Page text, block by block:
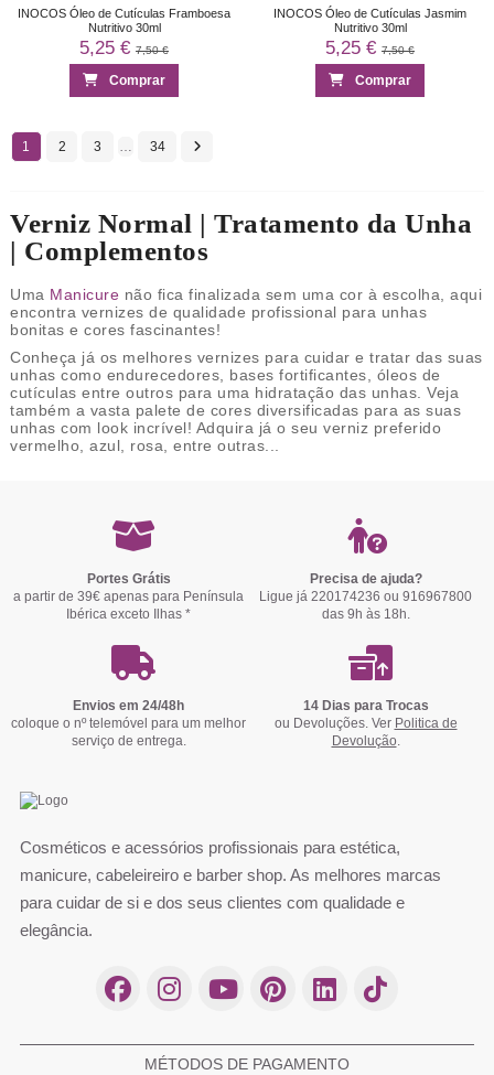
INOCOS Óleo de Cutículas Framboesa
Nutritivo 30ml
5,25 € 7,50 €
Comprar
INOCOS Óleo de Cutículas Jasmim
Nutritivo 30ml
5,25 € 7,50 €
Comprar
1 2 3 … 34
Verniz Normal | Tratamento da Unha
| Complementos
Uma Manicure não fica finalizada sem uma cor à escolha, aqui
encontra vernizes de qualidade profissional para unhas
bonitas e cores fascinantes!
Conheça já os melhores vernizes para cuidar e tratar das suas
unhas como endurecedores, bases fortificantes, óleos de
cutículas entre outros para uma hidratação das unhas. Veja
também a vasta palete de cores diversificadas para as suas
unhas com look incrível! Adquira já o seu verniz preferido
vermelho, azul, rosa, entre outras...
Portes Grátis
a partir de 39€ apenas para Península
Ibérica exceto Ilhas *
Precisa de ajuda?
Ligue já 220174236 ou 916967800
das 9h às 18h.
Envios em 24/48h
coloque o nº telemóvel para um melhor
serviço de entrega.
14 Dias para Trocas
ou Devoluções. Ver Politica de
Devolução.
Cosméticos e acessórios profissionais para estética,
manicure, cabeleireiro e barber shop. As melhores marcas
para cuidar de si e dos seus clientes com qualidade e
elegância.
MÉTODOS DE PAGAMENTO